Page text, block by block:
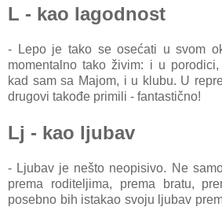
L - kao lagodnost
- Lepo je tako se osećati u svom
momentalno tako živim: i u
kad sam sa Majom, i u klubu. U
drugovi takođe primili - fantastično!
Lj - kao ljubav
- Ljubav je nešto neopisivo. Ne
prema roditeljima, prema bratu,
posebno bih istakao svoju ljubav